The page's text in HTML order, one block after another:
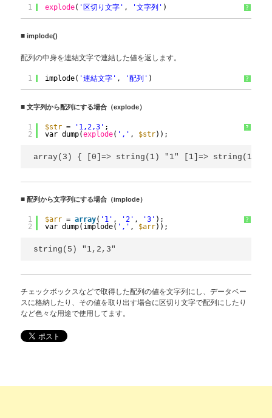
?
1 explode( '区切り文字' , '文字列' )
■implode()
配列の中身を連結文字で連結した値を返します。
?
1 implode( '連結文字' , '配列' )
■文字列から配列にする場合（explode）
?
1
2
$str = '1,2,3' ;
var_dump(explode( ',' , $str));
array(3) { [0]=> string(1) "1" [1]=> string(1)
■配列から文字列にする場合（implode）
?
1
2
$arr = array( '1' , '2' , '3' );
var_dump(implode( ',' , $arr));
string(5) "1,2,3"
チェックボックスなどで取得した配列の値を文字列にし、データベー
スに格納したり、その値を取り出す場合に区切り文字で配列にしたり
など色々な用途で使用してます。